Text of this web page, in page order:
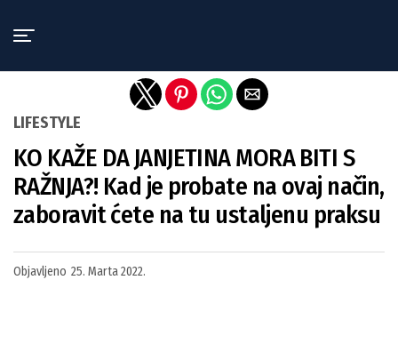
LIFESTYLE
KO KAŽE DA JANJETINA MORA BITI S
RAŽNJA?! Kad je probate na ovaj način,
zaboravit ćete na tu ustaljenu praksu
Objavljeno 25. Marta 2022.